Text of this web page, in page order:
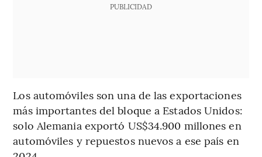
PUBLICIDAD
Los automóviles son una de las exportaciones
más importantes del bloque a Estados Unidos:
solo Alemania exportó US$34.900 millones en
automóviles y repuestos nuevos a ese país en